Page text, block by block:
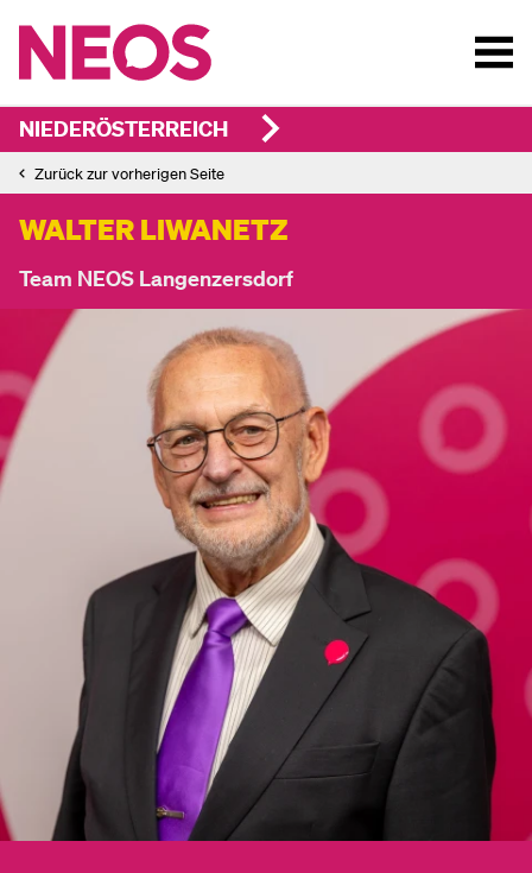
NIEDERÖSTERREICH
Zurück zur vorherigen Seite
WALTER LIWANETZ
Team NEOS Langenzersdorf